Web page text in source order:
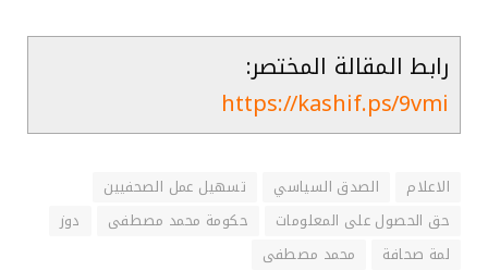
رابط المقالة المختصر:
https://kashif.ps/9vmi
الاعلام الصدق السياسي
تسهيل عمل الصحفيين
حق الحصول على المعلومات
حكومة محمد مصطفى
دوز
لمة صحافة
محمد مصطفى